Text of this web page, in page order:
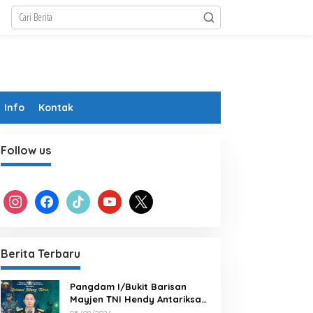
Info Kontak
Follow us
instagram facebook tiktok youtube x
Berita Terbaru
Pangdam I/Bukit Barisan
Mayjen TNI Hendy Antariksa